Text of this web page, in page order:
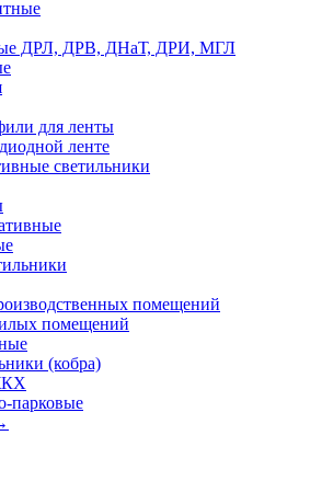
ДРЛ, ДРВ, ДНаТ, ДРИ, МГЛ
для ленты
ленте
светильники
помещений
помещений
(кобра)
парковые